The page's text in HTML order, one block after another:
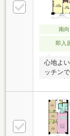
タッフ
ります
南向
即入
心地よ
ッチン
ミュニ
器、浴